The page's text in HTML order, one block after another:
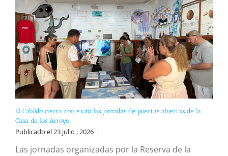
El Cabildo cierra con éxito las jornadas de puertas abiertas de la
Casa de los Arroyo
Publicado el 23 julio , 2026 |
Las jornadas organizadas por la Reserva de la